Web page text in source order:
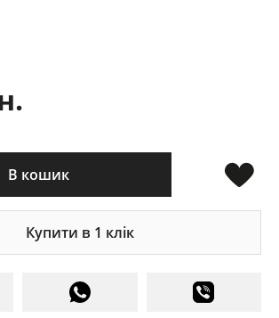
В кошик
Купити в 1 клік